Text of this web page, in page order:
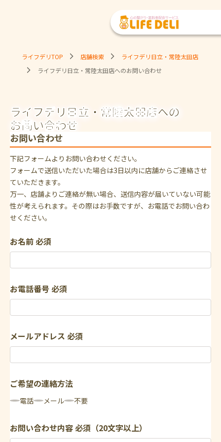
ライフデリTOP 店舗検索
ライフデリ日立・常陸太田店
ライフデリ日立・常陸太田店へのお問い合わせ
ライフデリ日立・常陸太田店への
お問い合わせ
お問い合わせ
下記フォームよりお問い合わせください。
フォームで送信いただいた場合は3日以内に店舗からご連絡させ
ていただきます。
万一、店舗よりご連絡が無い場合、送信内容が届いていない可能
性が考えられます。その際はお手数ですが、お電話でお問い合わ
せください。
お名前必須
お電話番号必須
メールアドレス 必須
ご希望の連絡方法
電話 メール 不要
お問い合わせ内容必須（20文字以上）